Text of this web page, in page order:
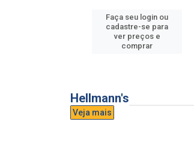
Faça seu login ou
cadastre-se para
ver preços e
comprar
Hellmann's
Veja mais